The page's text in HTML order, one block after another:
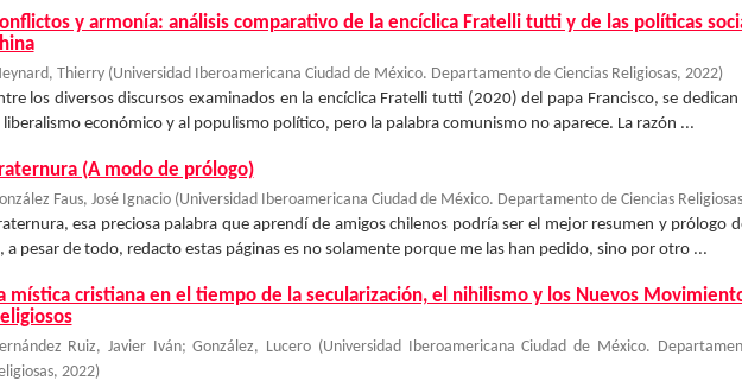
y armonía: análisis comparativo de la encíclica Fratelli tutti y de las políticas
Thierry (Universidad Iberoamericana Ciudad de México. Departamento de Ciencias Religiosas, 2022)
los diversos discursos examinados en la encíclica Fratelli tutti (2020) del papa Francisco, se dedican
liberalismo económico y al populismo político, pero la palabra comunismo no aparece. La razón ...
(A modo de prólogo)
Faus, José Ignacio (Universidad Iberoamericana Ciudad de México. Departamento de Ciencias Religiosas
esa preciosa palabra que aprendí de amigos chilenos podría ser el mejor resumen y prólogo
a pesar de todo, redacto estas páginas es no solamente porque me las han pedido, sino por otro ...
mística cristiana en el tiempo de la secularización, el nihilismo y los Nuevos
Ruiz, Javier Iván;González, Lucero (Universidad Iberoamericana Ciudad de México.
, 2022)